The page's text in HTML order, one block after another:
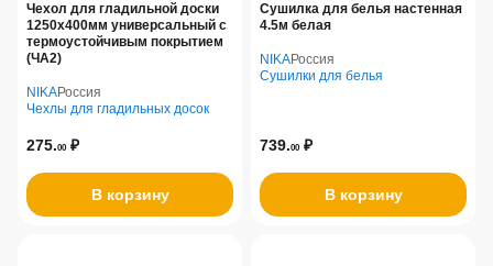
Чехол для гладильной доски
1250х400мм универсальный с
термоустойчивым покрытием
(ЧА2)
NIKAРоссия
Чехлы для гладильных досок
275.00 ₽
В корзину
Сушилка для белья настенная
4.5м белая
NIKAРоссия
Сушилки для белья
739.00 ₽
В корзину